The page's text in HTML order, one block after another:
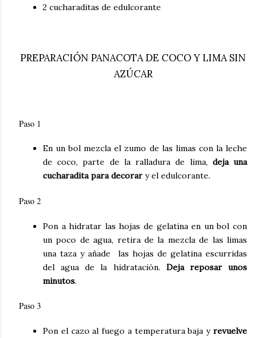
2 cucharaditas de edulcorante
PREPARACIÓN PANACOTA DE COCO Y LIMA SIN
AZÚCAR
Paso 1
En un bol mezcla el zumo de las limas con la leche
de coco, parte de la ralladura de lima, deja una
cucharadita para decorar y el edulcorante.
Paso 2
Pon a hidratar las hojas de gelatina en un bol con
un poco de agua, retira de la mezcla de las limas
una taza y añade las hojas de gelatina escurridas
del agua de la hidratación. Deja reposar unos
minutos.
Paso 3
Pon el cazo al fuego a temperatura baja y revuelve